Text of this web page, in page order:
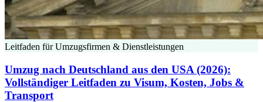
Leitfaden für Umzugsfirmen & Dienstleistungen
Umzug nach Deutschland aus den USA (2026):
Vollständiger Leitfaden zu Visum, Kosten, Jobs &
Transport